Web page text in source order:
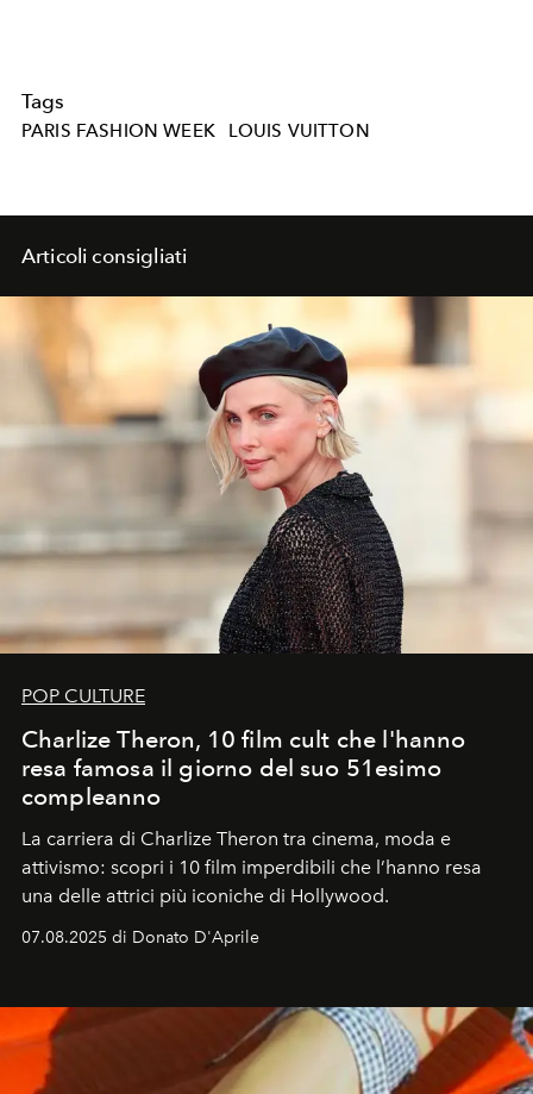
Tags
PARIS FASHION WEEK LOUIS VUITTON
Articoli consigliati
POP CULTURE
Charlize Theron, 10 film cult che l'hanno
resa famosa il giorno del suo 51esimo
compleanno
La carriera di Charlize Theron tra cinema, moda e
attivismo: scopri i 10 film imperdibili che l’hanno resa
una delle attrici più iconiche di Hollywood.
07.08.2025 di Donato D'Aprile